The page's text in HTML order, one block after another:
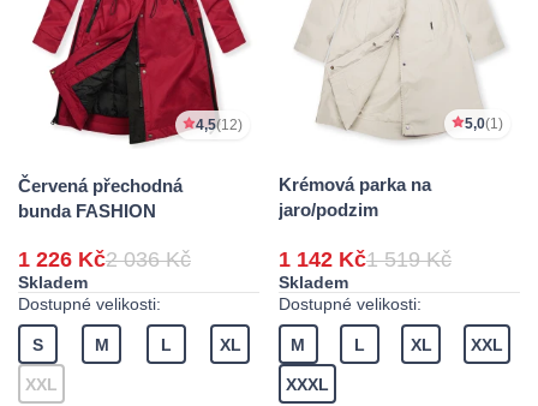
4,5(12)
Červená přechodná
bunda FASHION
1 226 Kč2 036 Kč
Skladem
Dostupné velikosti:
S M L XL
XXL
5,0(1)
Krémová parka na
jaro/podzim
1 142 Kč1 519 Kč
Skladem
Dostupné velikosti:
M L XL XXL
XXXL